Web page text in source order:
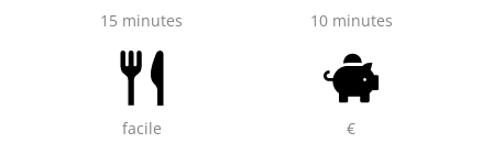
15 minutes 10 minutes
facile €